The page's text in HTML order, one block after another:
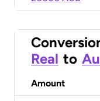
Real to
Amount